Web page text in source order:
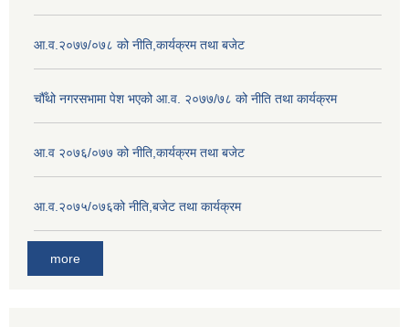
आ.व.२०७७/०७८ को नीति,कार्यक्रम तथा बजेट
चौँथो नगरसभामा पेश भएको आ.व. २०७७/७८ को नीति तथा कार्यक्रम
आ.व २०७६/०७७ को नीति,कार्यक्रम तथा बजेट
आ.व.२०७५/०७६को नीति,बजेट तथा कार्यक्रम
more